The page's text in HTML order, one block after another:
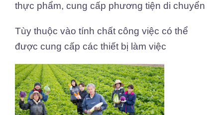
thực phẩm, cung cấp phương tiện di chuyển
Tùy thuộc vào tính chất công việc có thể
được cung cấp các thiết bị làm việc